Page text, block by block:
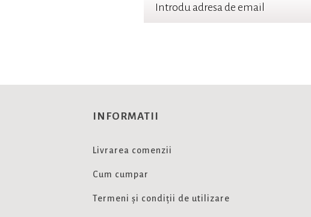
INFORMATII
Livrarea comenzii
Cum cumpar
Termeni și condiții de utilizare